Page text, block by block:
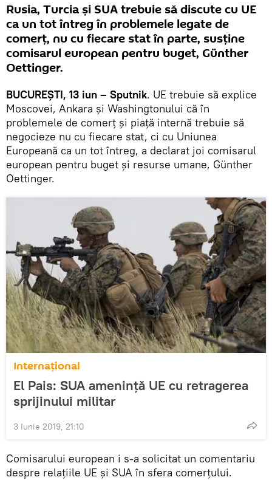
Rusia, Turcia și SUA trebuie să discute cu UE
ca un tot întreg în problemele legate de
comerț, nu cu fiecare stat în parte, susține
comisarul european pentru buget, Günther
Oettinger.
BUCUREȘTI, 13 iun – Sputnik. UE trebuie să explice
Moscovei, Ankara și Washingtonului că în
problemele de comerț și piață internă trebuie să
negocieze nu cu fiecare stat, ci cu Uniunea
Europeană ca un tot întreg, a declarat joi comisarul
european pentru buget și resurse umane, Günther
Oettinger.
Internaţional
El Pais: SUA amenință UE cu retragerea
sprijinului militar
3 Iunie 2019, 21:10
Comisarului european i s-a solicitat un comentariu
despre relațiile UE și SUA în sfera comerțului.